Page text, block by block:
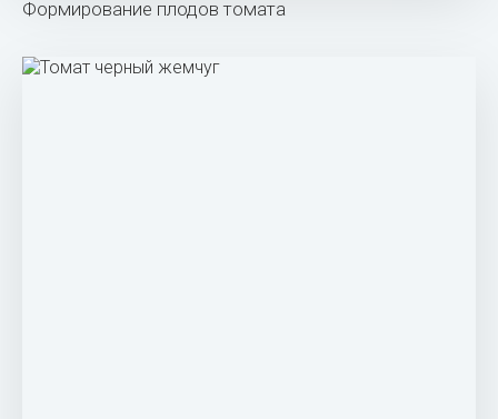
Формирование плодов томата